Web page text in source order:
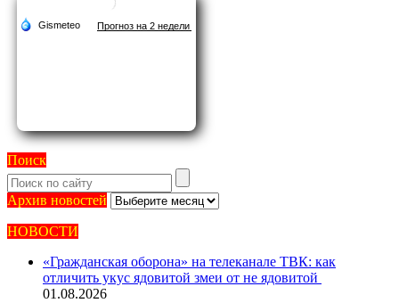
Поиск
Архив новостей
Архив
НОВОСТИ
«Гражданская оборона» на телеканале ТВК: как
отличить укус ядовитой змеи от не ядовитой
01.08.2026